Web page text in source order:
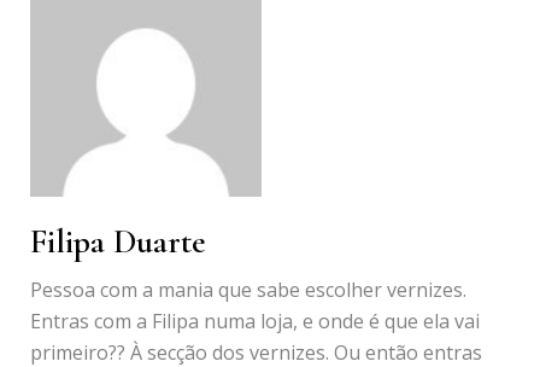
Filipa Duarte
Pessoa com a mania que sabe escolher vernizes.
Entras com a Filipa numa loja, e onde é que ela vai
primeiro?? À secção dos vernizes. Ou então entras